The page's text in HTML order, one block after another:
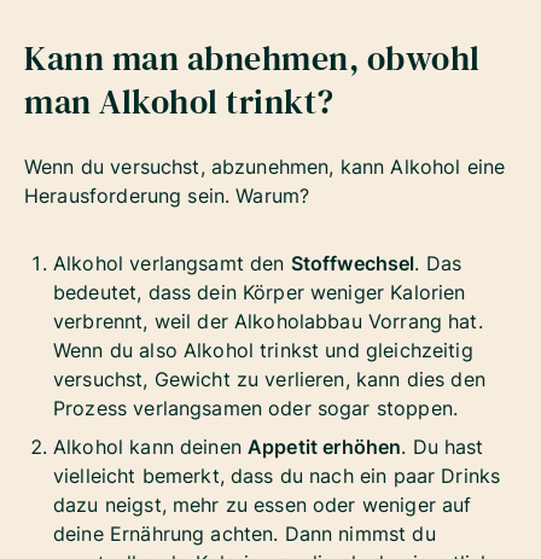
Kann man abnehmen, obwohl
man Alkohol trinkt?
Wenn du versuchst, abzunehmen, kann Alkohol eine
Herausforderung sein. Warum?
Alkohol verlangsamt den Stoffwechsel. Das
bedeutet, dass dein Körper weniger Kalorien
verbrennt, weil der Alkoholabbau Vorrang hat.
Wenn du also Alkohol trinkst und gleichzeitig
versuchst, Gewicht zu verlieren, kann dies den
Prozess verlangsamen oder sogar stoppen.
Alkohol kann deinen Appetit erhöhen. Du hast
vielleicht bemerkt, dass du nach ein paar Drinks
dazu neigst, mehr zu essen oder weniger auf
deine Ernährung achten. Dann nimmst du